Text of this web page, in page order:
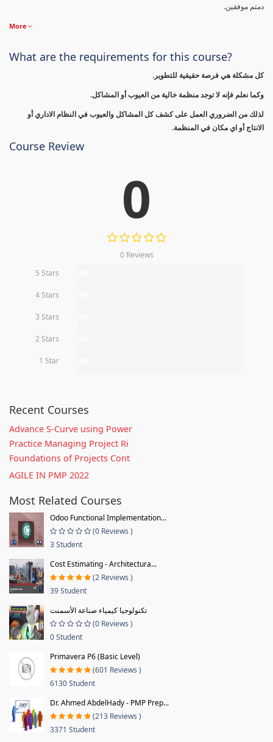
دمتم موفقين.
More
What are the requirements for this course?
كل مشكلة هي فرصة حقيقية للتطوير.
وكما نعلم فإنه لا توجد منظمة خالية من العيوب أو المشاكل.
لذلك من الضروري العمل على كشف كل المشاكل والعيوب في النظام الاداري أو
الانتاج أو اي مكان في المنظمة.
Course Review
0
0 Reviews
5 Stars
4 Stars
3 Stars
2 Stars
1 Star
Recent Courses
Advance S-Curve using Power
Practice Managing Project Ri
Foundations of Projects Cont
AGILE IN PMP 2022
Most Related Courses
Odoo Functional Implementation...
(0 Reviews )
3 Student
Cost Estimating - Architectura...
(2 Reviews )
39 Student
تكنولوجيا كيمياء صناعة الأسمنت
(0 Reviews )
0 Student
Primavera P6 (Basic Level)
(601 Reviews )
6130 Student
Dr. Ahmed AbdelHady - PMP Prep...
(213 Reviews )
3371 Student